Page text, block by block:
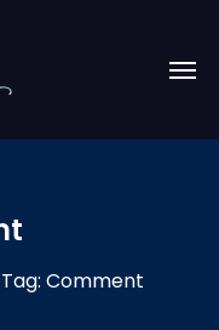
Tag: Comment